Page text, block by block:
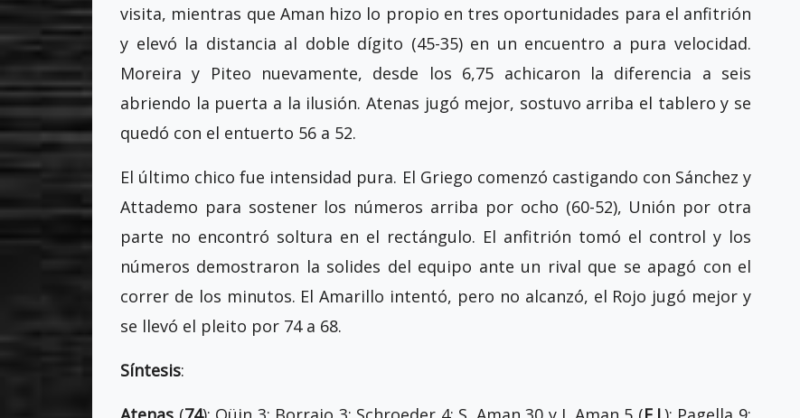
visita, mientras que Aman hizo lo propio en tres oportunidades para el anfitrión
y elevó la distancia al doble dígito (45-35) en un encuentro a pura velocidad.
Moreira y Piteo nuevamente, desde los 6,75 achicaron la diferencia a seis
abriendo la puerta a la ilusión. Atenas jugó mejor, sostuvo arriba el tablero y se
quedó con el entuerto 56 a 52.
El último chico fue intensidad pura. El Griego comenzó castigando con Sánchez y
Attademo para sostener los números arriba por ocho (60-52), Unión por otra
parte no encontró soltura en el rectángulo. El anfitrión tomó el control y los
números demostraron la solides del equipo ante un rival que se apagó con el
correr de los minutos. El Amarillo intentó, pero no alcanzó, el Rojo jugó mejor y
se llevó el pleito por 74 a 68.
Síntesis: